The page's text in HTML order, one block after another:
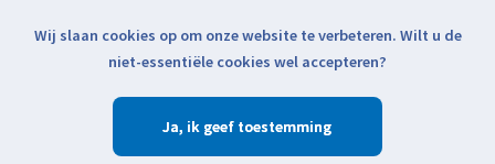
Klik voor actuele verzendinformatie...
Verlanglijst
Wij slaan cookies op om onze website te verbeteren. Wilt u de
niet-essentiële cookies wel accepteren?
Ja